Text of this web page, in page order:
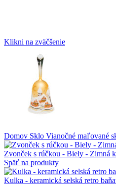
Klikni na zväčšenie
Domov Sklo Vianočné maľované
Zvonček s rúčkou - Biely - Zimná
Späť na produkty
Kulka - keramická selská retro